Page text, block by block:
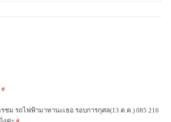
#
ชม รถไฟฟ้ามาหานะเธอ รอบการกุศล(13 ต.ค.) 085 216